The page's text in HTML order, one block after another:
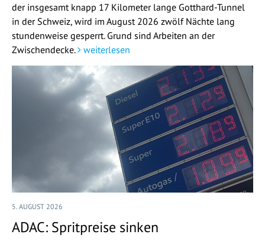
der insgesamt knapp 17 Kilometer lange Gotthard-Tunnel
in der Schweiz, wird im August 2026 zwölf Nächte lang
stundenweise gesperrt. Grund sind Arbeiten an der
Zwischendecke.
weiterlesen
5. AUGUST 2026
ADAC: Spritpreise sinken